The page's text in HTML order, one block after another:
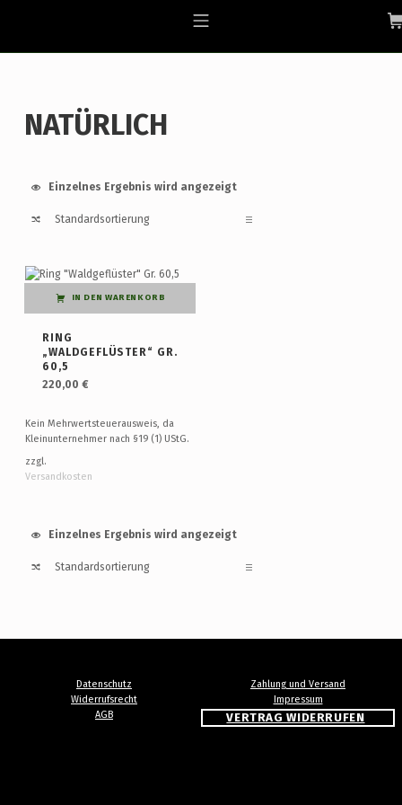
MOBILE MENU
NATÜRLICH
Einzelnes Ergebnis wird angezeigt
IN DEN WARENKORB
RING
„WALDGEFLÜSTER“ GR.
60,5
220,00€
Kein Mehrwertsteuerausweis, da
Kleinunternehmer nach §19 (1) UStG.
zzgl.
Versandkosten
Einzelnes Ergebnis wird angezeigt
Datenschutz
Zahlung und Versand
Widerrufsrecht
Impressum
AGB
VERTRAG WIDERRUFEN